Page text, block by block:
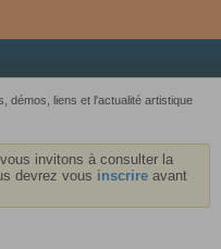
démos, liens et l'actualité artistique
invitons à consulter la
devrez vous inscrire avant